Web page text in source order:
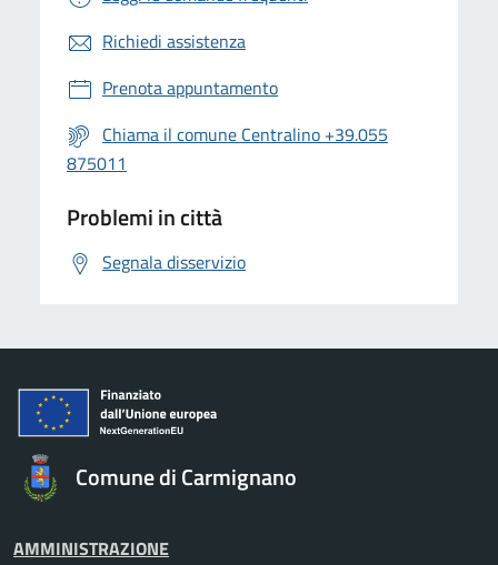
Richiedi assistenza
Prenota appuntamento
Chiama il comune Centralino +39.055
875011
Problemi in città
Segnala disservizio
Comune di Carmignano
AMMINISTRAZIONE